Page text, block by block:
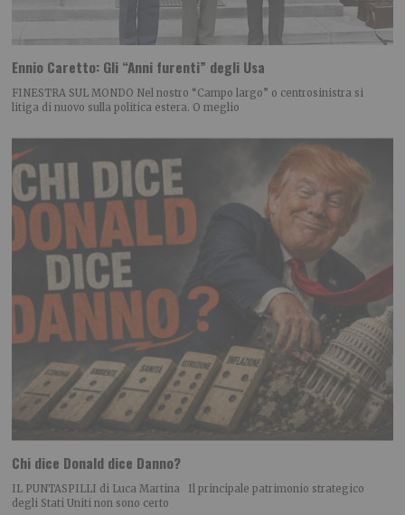
Ennio Caretto: Gli “Anni furenti” degli Usa
FINESTRA SUL MONDO Nel nostro “Campo largo” o centrosinistra si
litiga di nuovo sulla politica estera. O meglio
Chi dice Donald dice Danno?
IL PUNTASPILLI di Luca Martina Il principale patrimonio strategico
degli Stati Uniti non sono certo